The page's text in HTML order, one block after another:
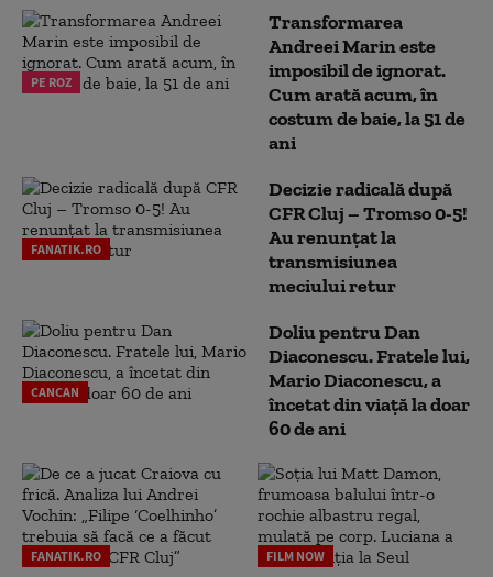
PE ROZ
Transformarea
Andreei Marin este
imposibil de ignorat.
Cum arată acum, în
costum de baie, la 51 de
ani
FANATIK.RO
Decizie radicală după
CFR Cluj – Tromso 0-5!
Au renunțat la
transmisiunea
meciului retur
CANCAN
Doliu pentru Dan
Diaconescu. Fratele lui,
Mario Diaconescu, a
încetat din viață la doar
60 de ani
FANATIK.RO FILM NOW